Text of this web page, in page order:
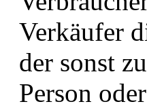
Verkäufer
der sonst
Person